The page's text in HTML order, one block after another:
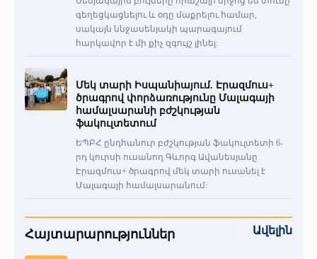
գեղեցկացնելու և օդը մաքրելու համար,
սակայն ննջասենյակի պարագայում
հարկավոր է մի քիչ զգույշ լինել:
Մեկ տարի Իսպանիայում. Էրազմուս+
ծրագրով փորձառությունը Մալագայի
համալսարանի բժշկության
ֆակուլտետում
ԵՊԲՀ ընդհանուր բժշկության ֆակուլտետի 6-
րդ կուրսի ուսանող Գևորգ Ավանեսյանը
Էրազմուս+ ծրագրով մեկ տարի ուսանել է
Մալագայի համալսարանում:
Հայտարարություններ Ավելին